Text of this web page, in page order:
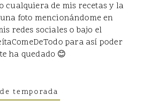
cualquiera de mis recetas y la
foto mencionándome en
redes sociales o bajo el
para así poder
ha quedado 😊
temporada